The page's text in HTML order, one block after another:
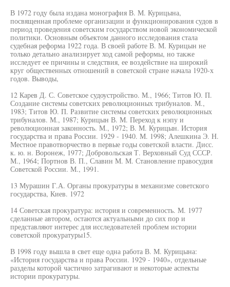
В 1972 году была издана монография В. М. Курицына,
посвященная проблеме организации и функционирования судов в
период проведения советским государством новой экономической
политики. Основным объектом данного исследования стала
судебная реформа 1922 года. В своей работе В. М. Курицын не
только детально анализирует ход самой реформы, но также
исследует ее причины и следствия, ее воздействие на широкий
круг общественных отношений в советской стране начала 1920-х
годов. Выводы,
12 Карев Д. С. Советское судоустройство. М., 1966; Титов Ю. П.
Создание системы советских революционных трибуналов. М.,
1983; Титов Ю. П. Развитие системы советских революционных
трибуналов. М., 1987; Курицын В. М. Переход к нэпу и
революционная законность. М., 1972; В. М. Курицын. История
государства и права России. 1929 - 1940. М. 1998; Алешкина Э. Н.
Местное правотворчество в первые годы советской власти. Дисс.
к. ю. н. Воронеж, 1977; Добровольская Т. Верховный Суд СССР.
М., 1964; Портнов В. П., Славин М. М. Становление правосудия
Советской России. М., 1991.
13 Мурашин Г.А. Органы прокуратуры в механизме советского
государства, Киев. 1972
14 Советская прокуратура: история и современность. М. 1977
сделанные автором, остаются актуальными до сих пор и
представляют интерес для исследователей проблем истории
советской прокуратуры15.
В 1998 году вышла в свет еще одна работа В. М. Курицына:
«История государства и права России. 1929 - 1940», отдельные
разделы которой частично затрагивают и некоторые аспекты
истории прокуратуры.